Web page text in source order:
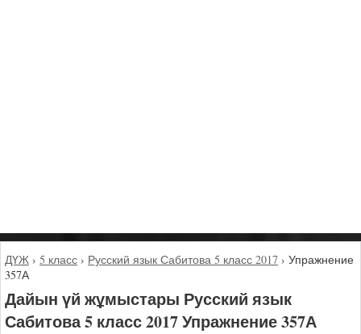
ДҮЖ › 5 класс › Русский язык Сабитова 5 класс 2017 › Упражнение
357А
Дайын үй жұмыстары Русский язык
Сабитова 5 класс 2017 Упражнение 357А